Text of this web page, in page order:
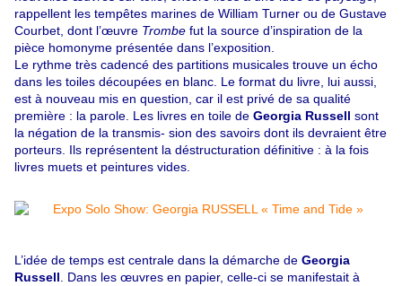
rappellent les tempêtes marines de William Turner ou de Gustave
Courbet, dont l’œuvre Trombe fut la source d’inspiration de la
pièce homonyme présentée dans l’exposition.
Le rythme très cadencé des partitions musicales trouve un écho
dans les toiles découpées en blanc. Le format du livre, lui aussi,
est à nouveau mis en question, car il est privé de sa qualité
première : la parole. Les livres en toile de Georgia Russell sont
la négation de la transmis- sion des savoirs dont ils devraient être
porteurs. Ils représentent la déstructuration définitive : à la fois
livres muets et peintures vides.
L’idée de temps est centrale dans la démarche de Georgia
Russell . Dans les œuvres en papier, celle-ci se manifestait à